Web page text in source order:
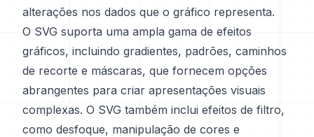
alterações nos dados que o gráfico representa.
O SVG suporta uma ampla gama de efeitos
gráficos, incluindo gradientes, padrões, caminhos
de recorte e máscaras, que fornecem opções
abrangentes para criar apresentações visuais
complexas. O SVG também inclui efeitos de filtro,
como desfoque, manipulação de cores e